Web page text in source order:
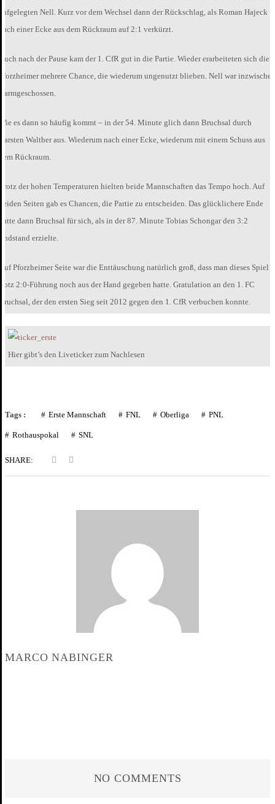
Nell. Kurz vor dem Wechsel dann der Rückschlag, als Roman Hajeck
einer Ecke aus dem Rückraum auf 2:1 verkürzt.
nach der Pause kam der 1. CfR gut in die Partie. Wieder erarbeiteten sich die
mehrere Chance, die wiederum ungenutzt blieben. Nell war inzwischen
es dann so häufig kommt – in der 54. Minute glich dann Bruchsal durch
Walther aus. Wiederum nach einer Ecke, wiederum mit einem Schuss aus
Rückraum.
der hohen Temperaturen hielten beide Mannschaften das Tempo hoch. Auf
Seiten gab es Chancen, die Partie zu entscheiden. Das glücklichere Ende
dann Bruchsal für sich, als in der 87. Minute Tobias Schongar den 3:2
erzielte.
Pforzheimer Seite war die Enttäuschung natürlich groß, dass man dieses Spiel
2:0-Führung noch aus der Hand gegeben hatte. Gratulation an den 1. FC
der den ersten Sieg seit 2012 gegen den 1. CfR verbuchen konnte.
Hier gibt’s den Liveticker zum Nachlesen
Tags : Erste Mannschaft FNL Oberliga PNL
Rothauspokal SNL
SHARE:
MARCO NABINGER
NO COMMENTS